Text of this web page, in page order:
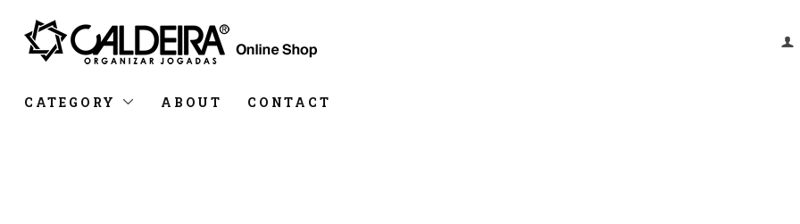
CATEGORY ABOUT CONTACT